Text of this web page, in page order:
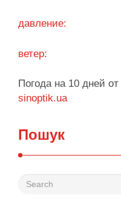
давление:
ветер:
Погода на 10 дней от
sinoptik.ua
Пошук